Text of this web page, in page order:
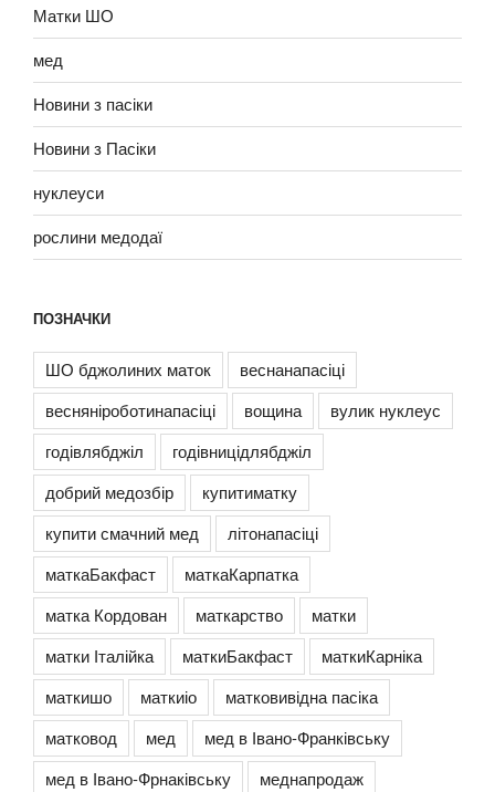
Матки ШО
мед
Новини з пасіки
Новини з Пасіки
нуклеуси
рослини медодаї
ПОЗНАЧКИ
ШО бджолиних маток
веснанапасіці
весняніроботинапасіці
вощина
вулик нуклеус
годівлябджіл
годівницідлябджіл
добрий медозбір
купитиматку
купити смачний мед
літонапасіці
маткаБакфаст
маткаКарпатка
матка Кордован
маткарство
матки
матки Італійка
маткиБакфаст
маткиКарніка
маткишо
маткиіо
матковивідна пасіка
матковод
мед
мед в Івано-Франківську
мед в Івано-Фрнаківську
меднапродаж